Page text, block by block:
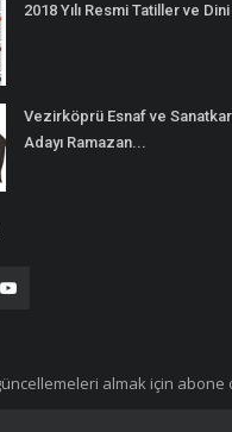
2018 Yılı Resmi Tatiller ve
Vezirköprü Esnaf ve
Adayı Ramazan...
almak için abone